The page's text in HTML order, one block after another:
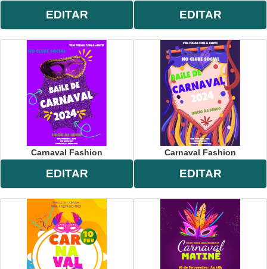
EDITAR EDITAR
Carnaval Fashion
EDITAR
Carnaval Fashion
EDITAR